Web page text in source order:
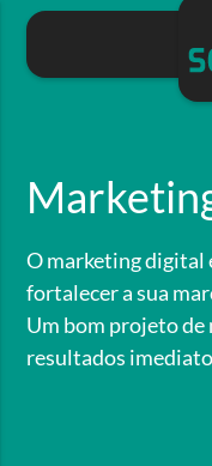
O marketing digital
fortalecer a sua
Um bom projeto
resultados